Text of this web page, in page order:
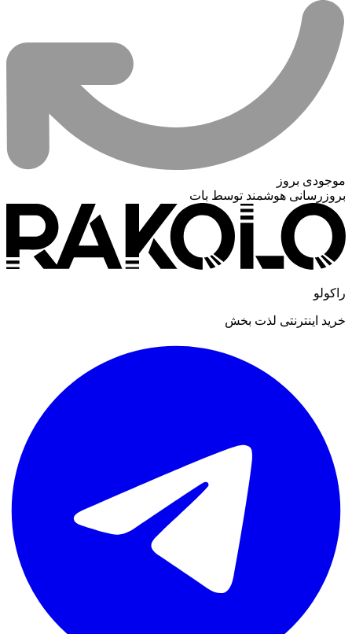
موجودی بروز
بروزرسانی هوشمند توسط بات
راکولو
خرید اینترنتی لذت بخش